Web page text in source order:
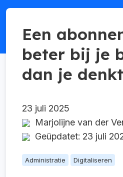
Een
beter bij je
dan je denkt
23 juli 2025
Marjolijne van der
Geüpdatet: 23 juli
Administratie Digitaliseren